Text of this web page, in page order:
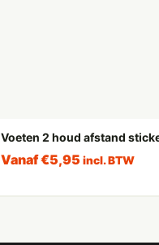
Voeten 2 houd afstand
Vanaf€5,95 incl. BTW